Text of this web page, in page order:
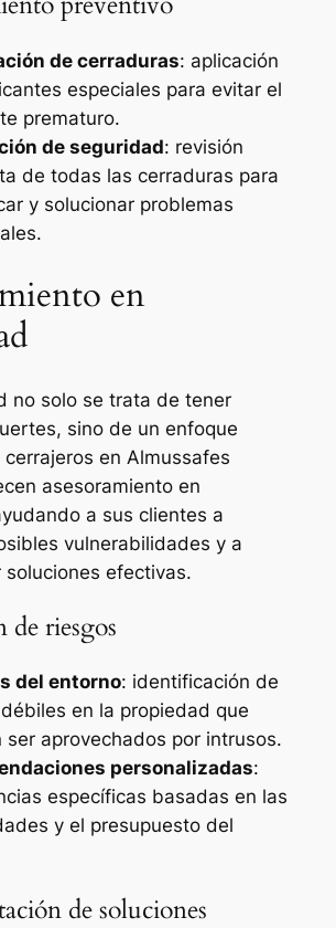
de cerraduras: aplicación
especiales para evitar el
prematuro.
de seguridad: revisión
de todas las cerraduras para
y solucionar problemas
en
no solo se trata de tener
sino de un enfoque
en Almussafes
asesoramiento en
a sus clientes a
vulnerabilidades y a
soluciones efectivas.
de riesgos
del entorno: identificación de
en la propiedad que
ser aprovechados por intrusos.
personalizadas:
específicas basadas en las
y el presupuesto del
de soluciones